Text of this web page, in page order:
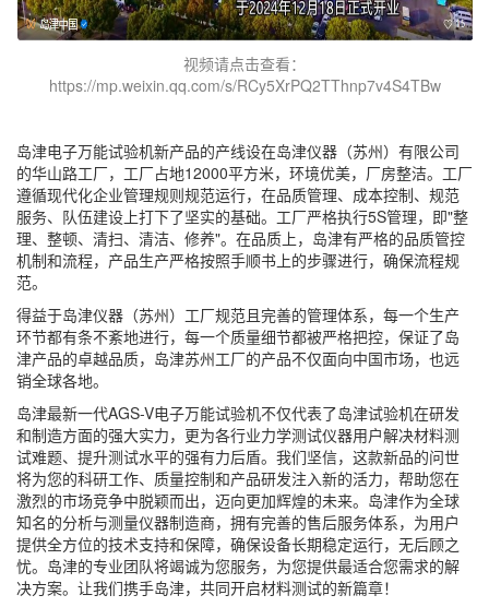
视频请点击查看：
https://mp.weixin.qq.com/s/RCy5XrPQ2TThnp7v4S4TBw
岛津电子万能试验机新产品的产线设在岛津仪器（苏州）有限公司
的华山路工厂，工厂占地12000平方米，环境优美，厂房整洁。工厂
遵循现代化企业管理规则规范运行，在品质管理、成本控制、规范
服务、队伍建设上打下了坚实的基础。工厂严格执行5S管理，即"整
理、整顿、清扫、清洁、修养"。在品质上，岛津有严格的品质管控
机制和流程，产品生产严格按照手顺书上的步骤进行，确保流程规
范。
得益于岛津仪器（苏州）工厂规范且完善的管理体系，每一个生产
环节都有条不紊地进行，每一个质量细节都被严格把控，保证了岛
津产品的卓越品质，岛津苏州工厂的产品不仅面向中国市场，也远
销全球各地。
岛津最新一代AGS-V电子万能试验机不仅代表了岛津试验机在研发
和制造方面的强大实力，更为各行业力学测试仪器用户解决材料测
试难题、提升测试水平的强有力后盾。我们坚信，这款新品的问世
将为您的科研工作、质量控制和产品研发注入新的活力，帮助您在
激烈的市场竞争中脱颖而出，迈向更加辉煌的未来。岛津作为全球
知名的分析与测量仪器制造商，拥有完善的售后服务体系，为用户
提供全方位的技术支持和保障，确保设备长期稳定运行，无后顾之
忧。岛津的专业团队将竭诚为您服务，为您提供最适合您需求的解
决方案。让我们携手岛津，共同开启材料测试的新篇章！